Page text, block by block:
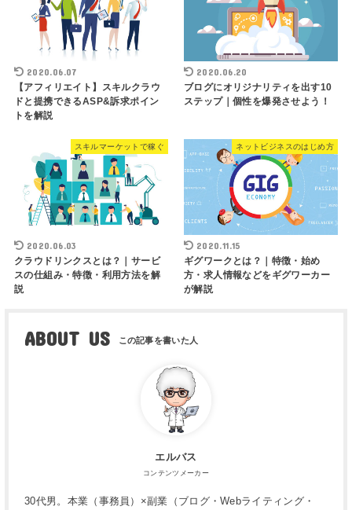
2020.06.07
【アフィリエイト】スキルクラウ
ドと提携できるASP&訴求ポイン
トを解説
2020.06.20
ブログにオリジナリティを出す10
ステップ｜個性を爆発させよう！
スキルマーケットで稼ぐ
2020.06.03
クラウドリンクスとは？｜サービ
スの仕組み・特徴・利用方法を解
説
ネットビジネスのはじめ方
2020.11.15
ギグワークとは？｜特徴・始め
方・求人情報などをギグワーカー
が解説
ABOUT US
エルバス
コンテンツメーカー
30代男。本業（事務員）×副業（ブログ・Webライティング・